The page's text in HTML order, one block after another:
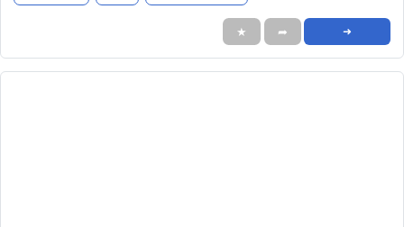
★ ➦ ➜